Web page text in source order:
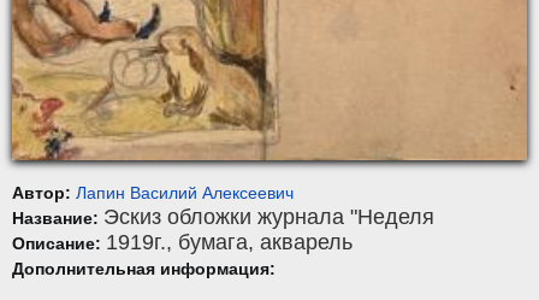
Автор: Лапин Василий Алексеевич
Название: Эскиз обложки журнала "Неделя
Описание: 1919г., бумага, акварель
Дополнительная информация: